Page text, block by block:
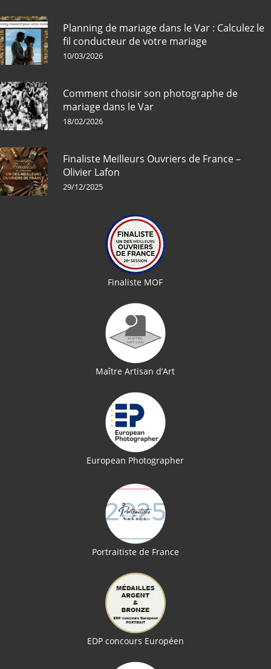
Planning de mariage dans le Var : Calculez le
fil conducteur de votre mariage
10/03/2026
Comment choisir son photographe de
mariage dans le Var
18/02/2026
Finaliste Meilleurs Ouvriers de France –
Olivier Lafon
29/12/2025
Finaliste MOF
Maître Artisan d’Art
European Photographer
Portraitiste de France
EDP concours Européen